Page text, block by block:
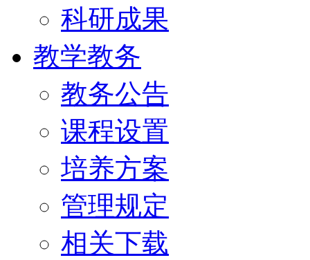
科研成果
教学教务
教务公告
课程设置
培养方案
管理规定
相关下载